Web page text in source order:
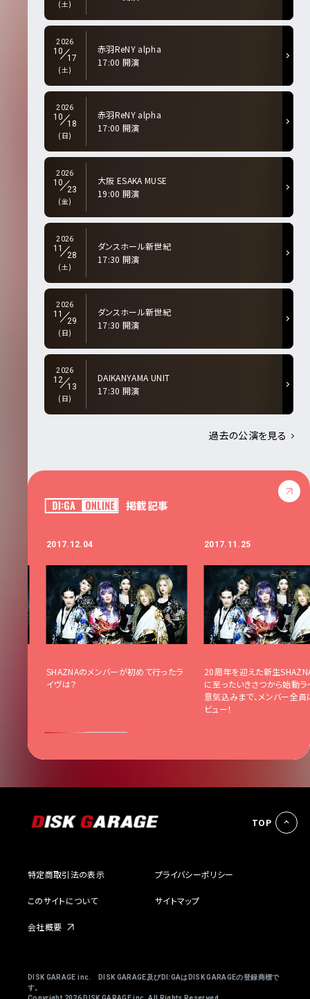
(土)
2026
10
17
(土)
赤羽ReNY alpha
17:00 開演
2026
10
18
(日)
赤羽ReNY alpha
17:00 開演
2026
10
23
(金)
大阪 ESAKA MUSE
19:00 開演
2026
11
28
(土)
ダンスホール新世紀
17:30 開演
2026
11
29
(日)
ダンスホール新世紀
17:30 開演
2026
12
13
(日)
DAIKANYAMA UNIT
17:30 開演
過去の公演を見る
掲載記事
2017.12.04
SHAZNAのメンバーが初めて行ったラ
イヴは？
2017.11.25
20周年を迎えた新生
に至ったいきさつから始動
意気込みまで、メンバー全員
ビュー！
TOP
特定商取引法の表示 プライバシーポリシー
このサイトについて サイトマップ
会社概要
DISK GARAGE inc. DISK GARAGE及びDI:GAはDISK GARAGEの登録商標で
す。